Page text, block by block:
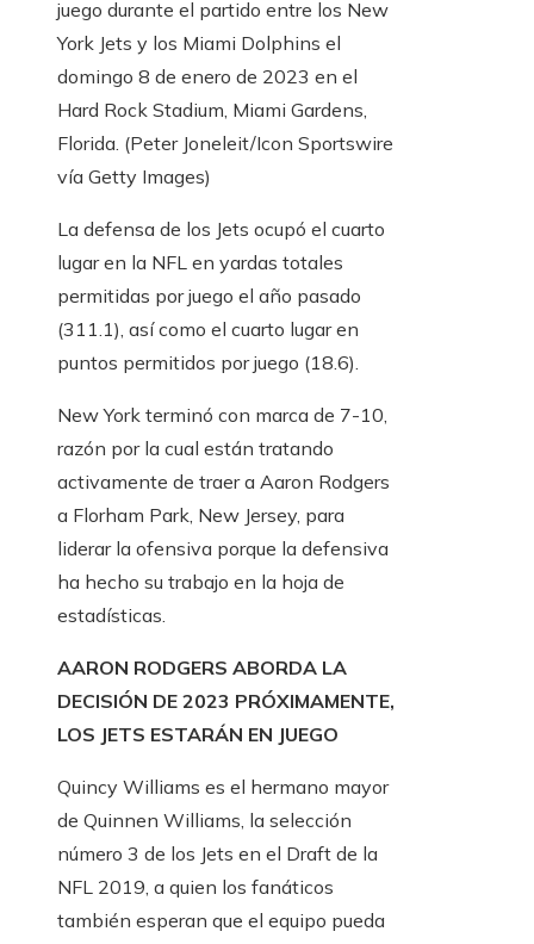
juego durante el partido entre los New
York Jets y los Miami Dolphins el
domingo 8 de enero de 2023 en el
Hard Rock Stadium, Miami Gardens,
Florida. (Peter Joneleit/Icon Sportswire
vía Getty Images)
La defensa de los Jets ocupó el cuarto
lugar en la NFL en yardas totales
permitidas por juego el año pasado
(311.1), así como el cuarto lugar en
puntos permitidos por juego (18.6).
New York terminó con marca de 7-10,
razón por la cual están tratando
activamente de traer a Aaron Rodgers
a Florham Park, New Jersey, para
liderar la ofensiva porque la defensiva
ha hecho su trabajo en la hoja de
estadísticas.
AARON RODGERS ABORDA LA
DECISIÓN DE 2023 PRÓXIMAMENTE,
LOS JETS ESTARÁN EN JUEGO
Quincy Williams es el hermano mayor
de Quinnen Williams, la selección
número 3 de los Jets en el Draft de la
NFL 2019, a quien los fanáticos
también esperan que el equipo pueda